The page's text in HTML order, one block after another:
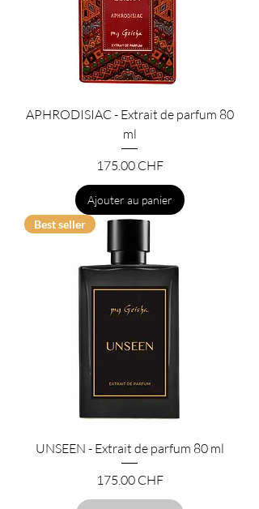
APHRODISIAC - Extrait de parfum 80
ml
Prix
175.00 CHF
Ajouter au panier
Best seller
UNSEEN - Extrait de parfum 80 ml
Prix
175.00 CHF